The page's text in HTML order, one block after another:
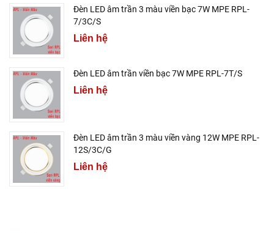
Đèn LED âm trần 3 màu viền bạc 7W MPE RPL-
7/3C/S
Liên hệ
Đèn LED âm trần viền bạc 7W MPE RPL-7T/S
Liên hệ
Đèn LED âm trần 3 màu viền vàng 12W MPE RPL-
12S/3C/G
Liên hệ